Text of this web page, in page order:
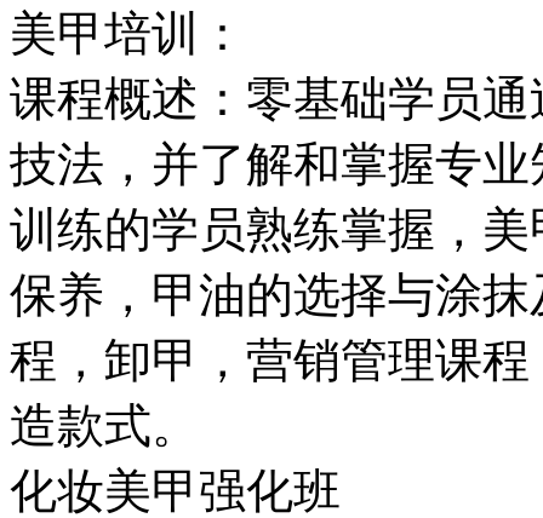
美甲培训：
课程概述：零基础学员
技法，并了解和掌握专
训练的学员熟练掌握，
保养，甲油的选择与涂
程，卸甲，营销管理课
造款式。
化妆美甲强化班